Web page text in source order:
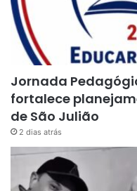
Jornada
fortalece
de São Julião
2 dias atrás